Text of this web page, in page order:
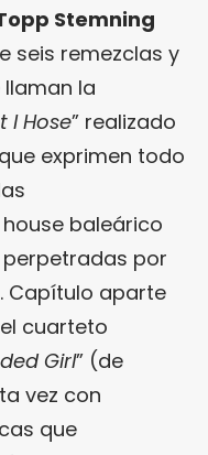
Stemning
seis remezclas y
llaman la
I Hose” realizado
exprimen todo
baleárico
perpetradas por
. Capítulo aparte
cuarteto
Girl” (de
vez con
que